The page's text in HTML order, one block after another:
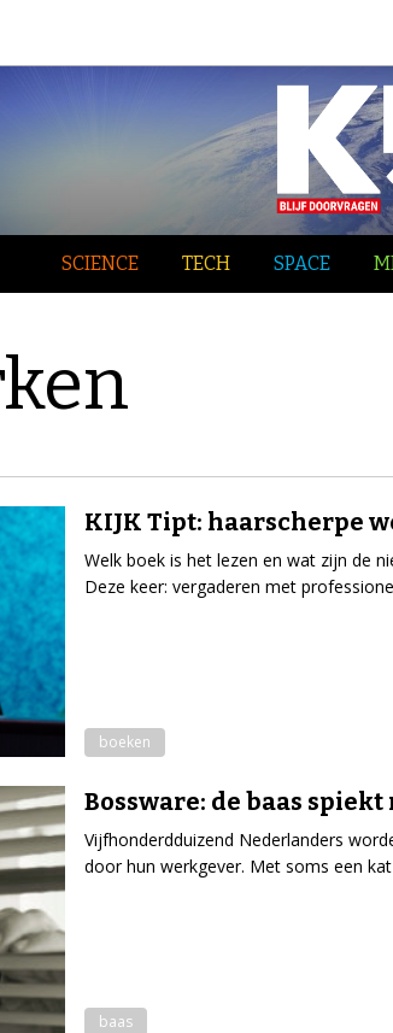
SCIENCE TECH SPACE
KIJK Tipt: haarscherpe
Welk boek is het lezen en wat zijn de
Deze keer: vergaderen met
boeken
Bossware: de baas spiekt
Vijfhonderdduizend Nederlanders
door hun werkgever. Met soms een
baas